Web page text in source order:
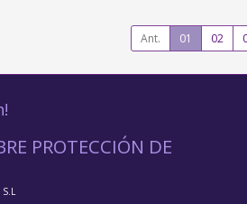
Ant. 01 02
PROTECCIÓN DE